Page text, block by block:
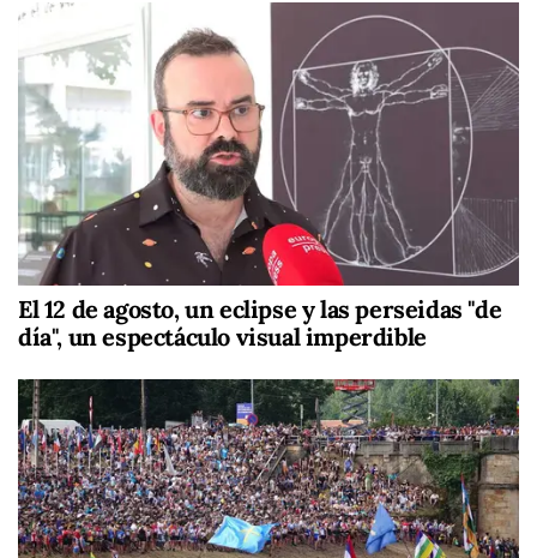
El 12 de agosto, un eclipse y las perseidas "de
día", un espectáculo visual imperdible